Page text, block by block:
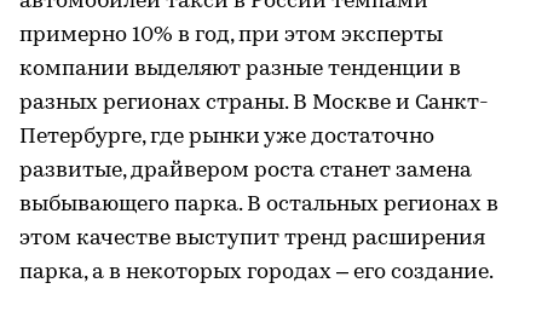
примерно 10% в год, при этом эксперты
компании выделяют разные тенденции в
разных регионах страны. В Москве и Санкт-
Петербурге, где рынки уже достаточно
развитые, драйвером роста станет замена
выбывающего парка. В остальных регионах в
этом качестве выступит тренд расширения
парка, а в некоторых городах – его создание.